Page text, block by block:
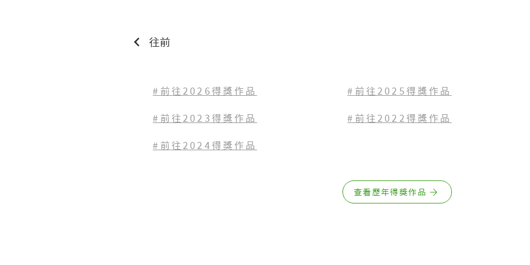
往前
#前往2026得獎作品
#前往2023 得獎作品
#前往2025得獎作品
#前往2022 得獎作品
#前往2024得獎作品
查看歷年得獎作品